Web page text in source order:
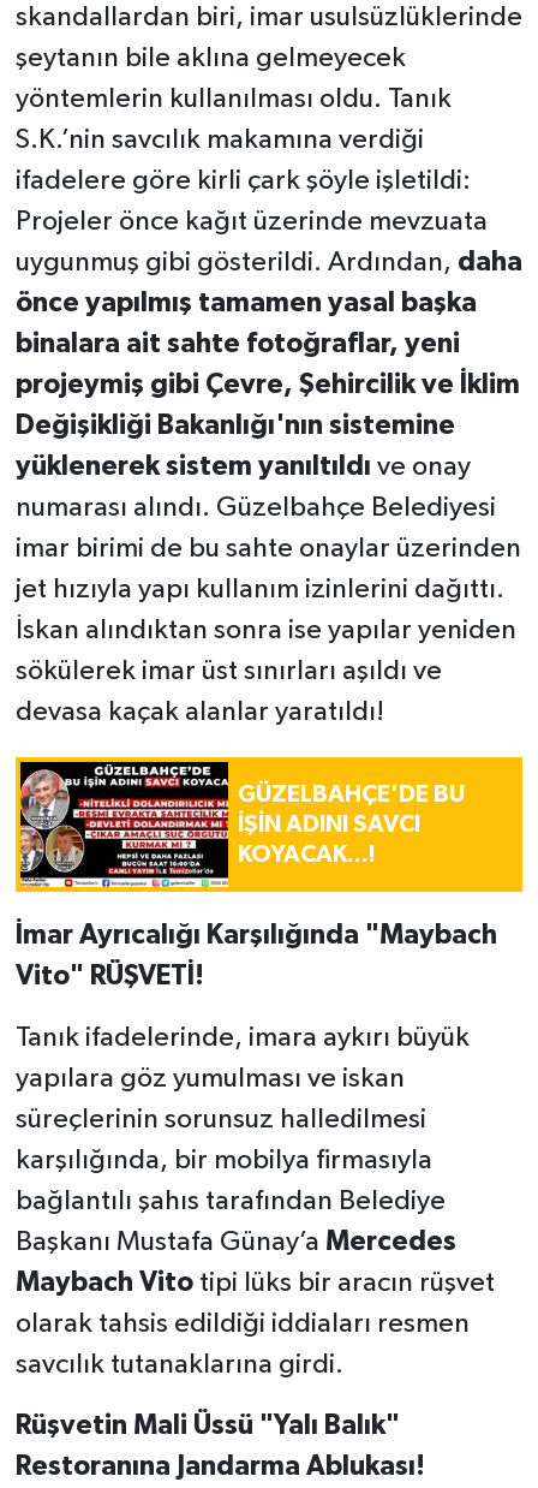
skandallardan biri, imar usulsüzlüklerinde
şeytanın bile aklına gelmeyecek
yöntemlerin kullanılması oldu. Tanık
S.K.’nin savcılık makamına verdiği
ifadelere göre kirli çark şöyle işletildi:
Projeler önce kağıt üzerinde mevzuata
uygunmuş gibi gösterildi. Ardından, daha
önce yapılmış tamamen yasal başka
binalara ait sahte fotoğraflar, yeni
projeymiş gibi Çevre, Şehircilik ve İklim
Değişikliği Bakanlığı'nın sistemine
yüklenerek sistem yanıltıldı ve onay
numarası alındı. Güzelbahçe Belediyesi
imar birimi de bu sahte onaylar üzerinden
jet hızıyla yapı kullanım izinlerini dağıttı.
İskan alındıktan sonra ise yapılar yeniden
sökülerek imar üst sınırları aşıldı ve
devasa kaçak alanlar yaratıldı!
GÜZELBAHÇE'DE BU
İŞİN ADINI SAVCI
KOYACAK...!
İmar Ayrıcalığı Karşılığında "Maybach
Vito" RÜŞVETİ!
Tanık ifadelerinde, imara aykırı büyük
yapılara göz yumulması ve iskan
süreçlerinin sorunsuz halledilmesi
karşılığında, bir mobilya firmasıyla
bağlantılı şahıs tarafından Belediye
Başkanı Mustafa Günay’a Mercedes
Maybach Vitotipi lüks bir aracın rüşvet
olarak tahsis edildiği iddiaları resmen
savcılık tutanaklarına girdi.
Rüşvetin Mali Üssü "Yalı Balık"
Restoranına Jandarma Ablukası!